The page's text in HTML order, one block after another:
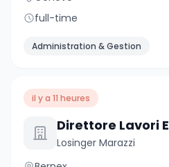
full-time
Administration & Gestion
il y a 11 heures
Direttore Lavori
Losinger Marazzi